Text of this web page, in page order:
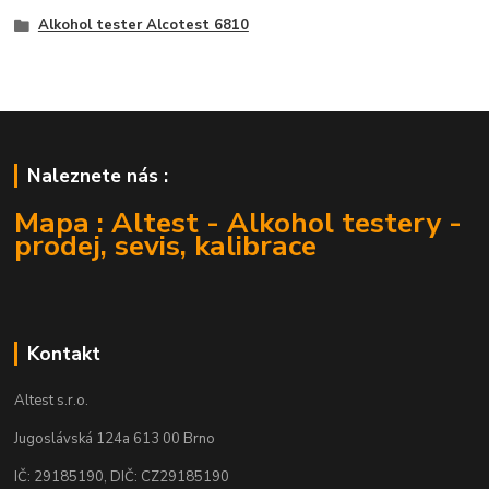
Alkohol tester Alcotest 6810
Naleznete nás :
Mapa : Altest - Alkohol testery -
prodej, sevis, kalibrace
Kontakt
Altest s.r.o.
Jugoslávská 124a 613 00 Brno
IČ: 29185190, DIČ: CZ29185190